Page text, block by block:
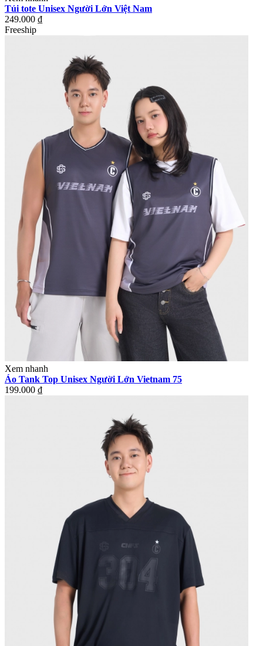
Túi tote Unisex Người Lớn Việt Nam
249.000 ₫
Freeship
Xem nhanh
Áo Tank Top Unisex Người Lớn Vietnam 75
199.000 ₫